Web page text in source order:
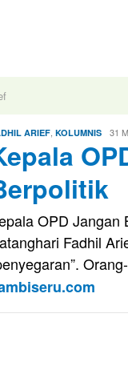
ARIEF KOLUMNIS Eri31
OPD Jangan
Fadhil